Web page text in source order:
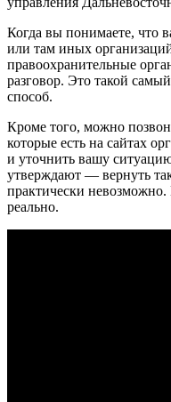
Когда вы понимаете, что
или там иных
правоохранительные
разговор. Это такой
способ.
Кроме того, можно
которые есть на сайтах
и уточнить вашу
утверждают — вернуть
практически
реально.